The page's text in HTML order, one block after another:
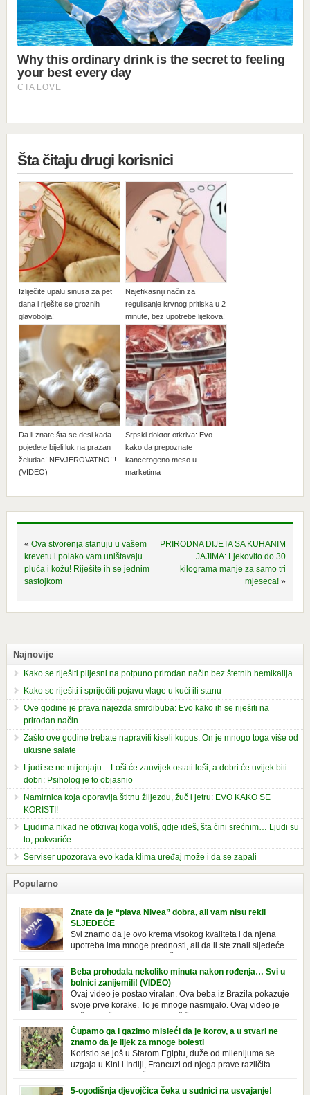
Šta čitaju drugi korisnici
Izliječite upalu sinusa za pet
dana i riješite se groznih
glavobolja!
Najefikasniji način za
regulisanje krvnog pritiska u 2
minute, bez upotrebe lijekova!
Da li znate šta se desi kada
pojedete bijeli luk na prazan
želudac! NEVJEROVATNO!!!
(VIDEO)
Srpski doktor otkriva: Evo
kako da prepoznate
kancerogeno meso u
marketima
« Ova stvorenja stanuju u vašem
krevetu i polako vam uništavaju
pluća i kožu! Riješite ih se jednim
sastojkom
PRIRODNA DIJETA SA KUHANIM
JAJIMA: Ljekovito do 30
kilograma manje za samo tri
mjeseca! »
Najnovije
Kako se riješiti plijesni na potpuno prirodan način bez štetnih hemikalija
Kako se riješiti i spriječiti pojavu vlage u kući ili stanu
Ove godine je prava najezda smrdibuba: Evo kako ih se riješiti na
prirodan način
Zašto ove godine trebate napraviti kiseli kupus: On je mnogo toga više od
ukusne salate
Ljudi se ne mijenjaju – Loši će zauvijek ostati loši, a dobri će uvijek biti
dobri: Psiholog je to objasnio
Namirnica koja oporavlja štitnu žlijezdu, žuč i jetru: EVO KAKO SE
KORISTI!
Ljudima nikad ne otkrivaj koga voliš, gdje ideš, šta čini srećnim… Ljudi su
to, pokvariće.
Serviser upozorava evo kada klima uređaj može i da se zapali
Popularno
Znate da je “plava Nivea” dobra, ali vam nisu rekli
SLJEDEĆE
Svi znamo da je ovo krema visokog kvaliteta i da njena
upotreba ima mnoge prednosti, ali da li ste znali sljedeće
o njoj. Nivea krema u klasičnoj, plavoj kutiji,
prepoznatljivog mirisa i jednostavne formule, jeste nezamenljiv inventar
u kupatilima i muškaraca i žena. Mnogi ljudi se ne odvajaju od nje, pa je
čak nose sa […]
Beba prohodala nekoliko minuta nakon rođenja… Svi u
bolnici zanijemili! (VIDEO)
Ovaj video je postao viralan. Ova beba iz Brazila pokazuje
svoje prve korake. To je mnoge nasmijalo. Ovaj video je
novorođenih beba. Video je snimila babica, pregledalo ga je preko 80
miliona ljudi. Ove babice su ostale u čudu nakon što su vidjeli kako
beba želi […]
Čupamo ga i gazimo misleći da je korov, a u stvari ne
znamo da je lijek za mnoge bolesti
Koristio se još u Starom Egiptu, duže od milenijuma se
uzgaja u Kini i Indiji, Francuzi od njega prave različita
čupamo ga i bacamo kao korov! Tušt je jednogodišnji, ali vrlo uporan
5-ogodišnja djevojčica čeka u sudnici na usvajanje!